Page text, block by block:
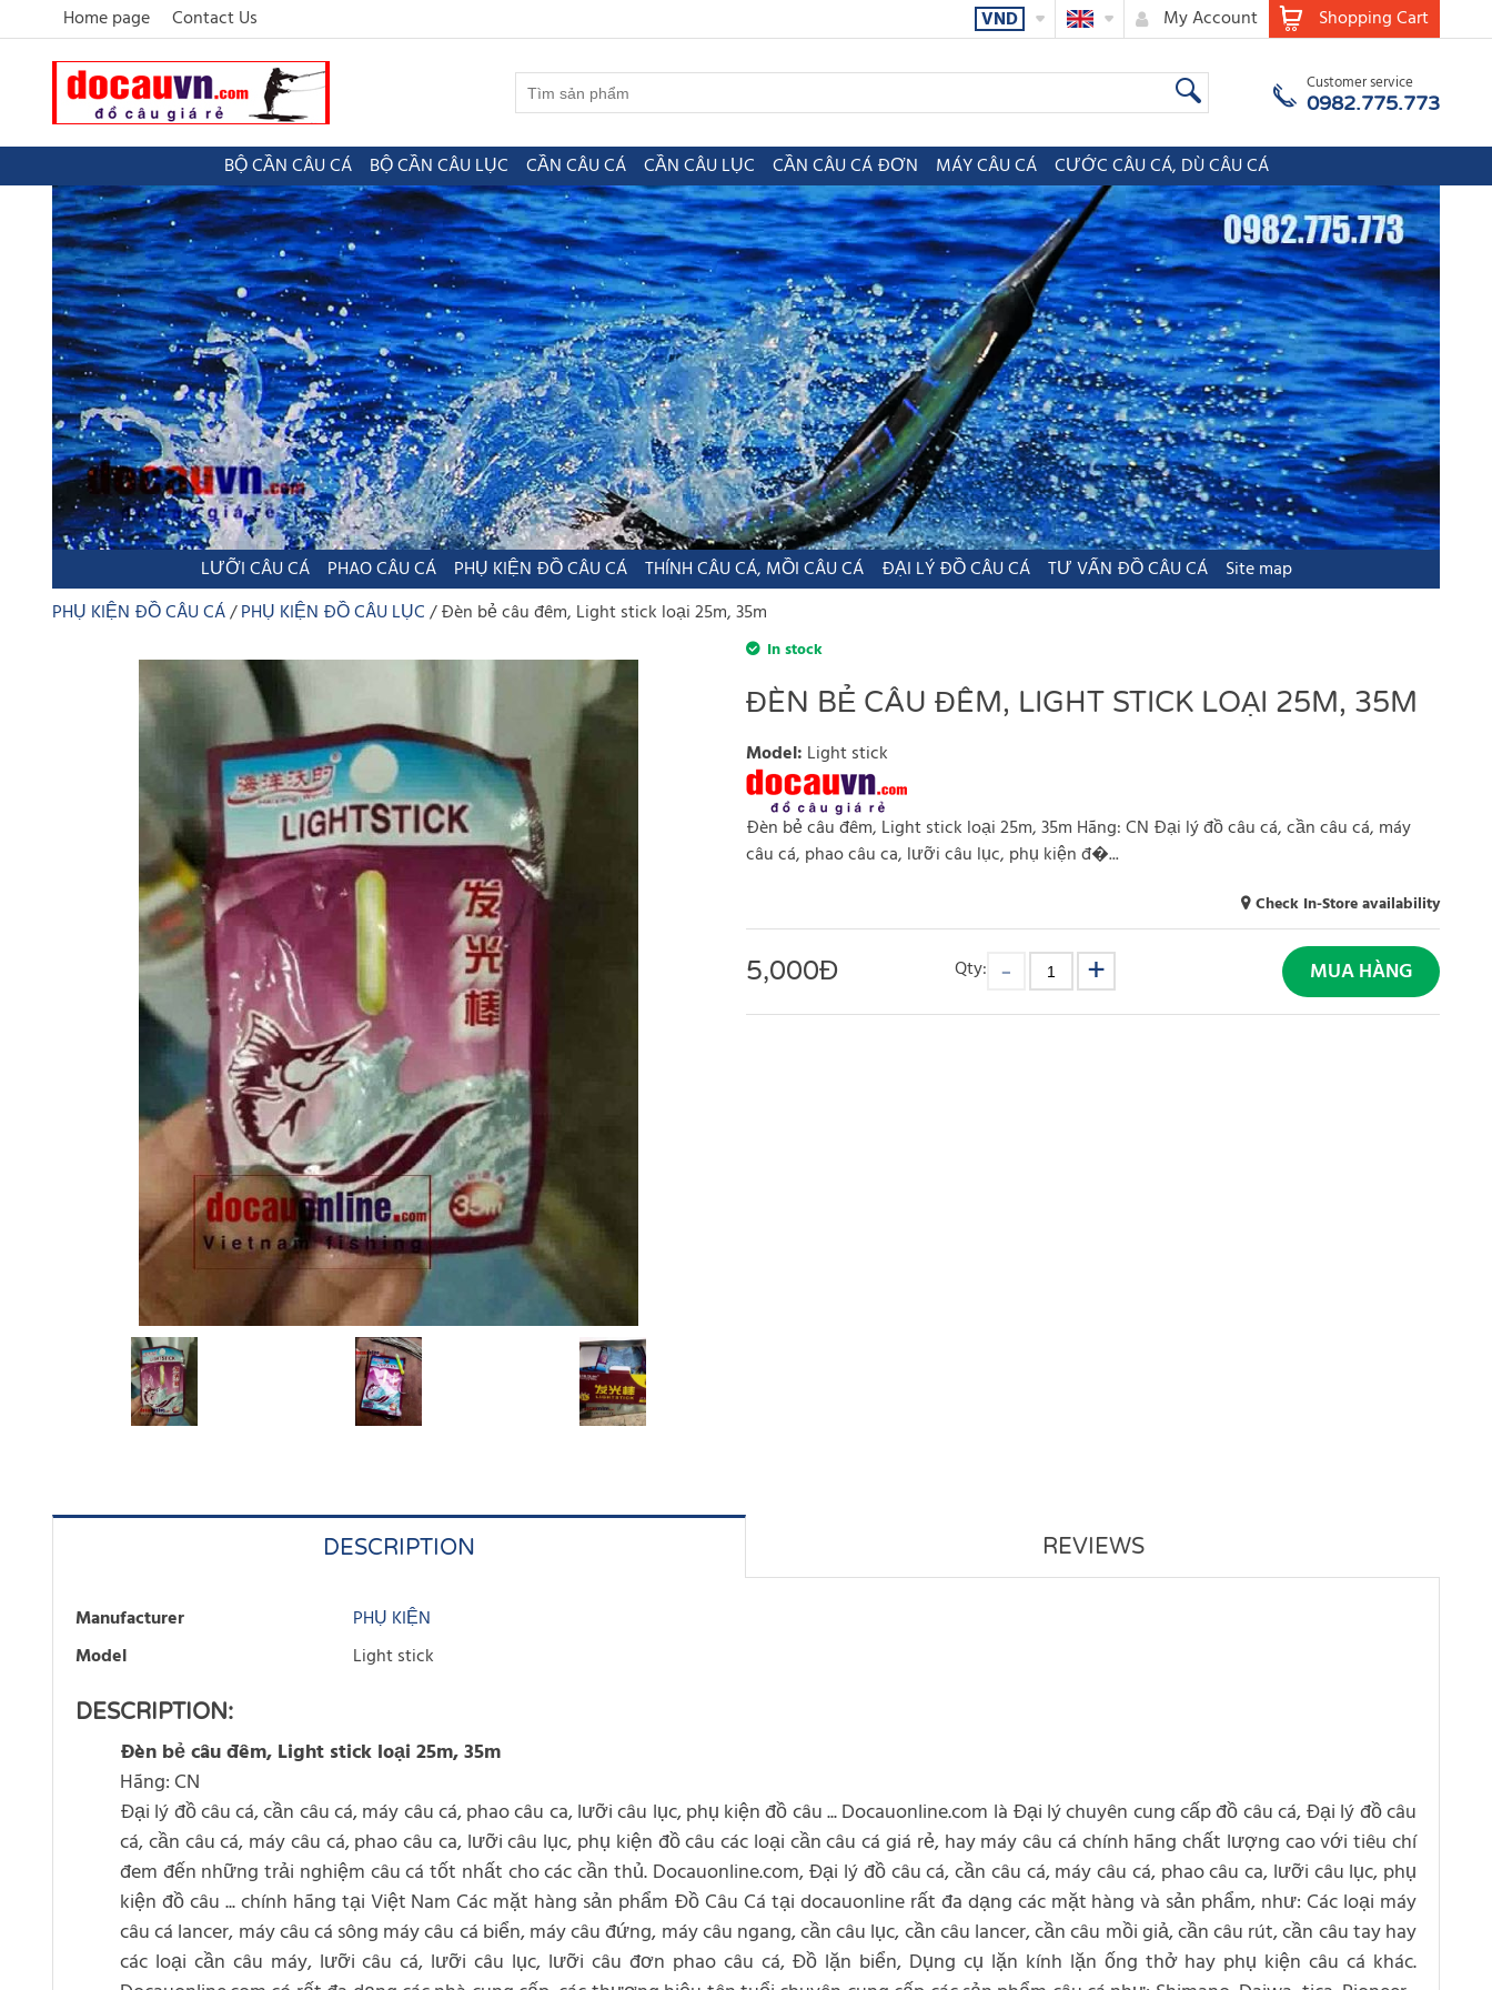
Home page Contact Us Shopping Cart
My Account
VND
Customer service
0982.775.773
BỘ CẦN CÂU CÁ BỘ CẦN CÂU LỤC CẦN CÂU CÁ CẦN CÂU LỤC CẦN CÂU CÁ ĐƠN MÁY CÂU CÁ CƯỚC CÂU CÁ, DÙ CÂU CÁ
LƯỠI CÂU CÁ PHAO CÂU CÁ PHỤ KIỆN ĐỒ CÂU CÁ THÍNH CÂU CÁ, MỒI CÂU CÁ ĐẠI LÝ ĐỒ CÂU CÁ TƯ VẤN ĐỒ CÂU CÁ
Site map
PHỤ KIỆN ĐỒ CÂU CÁ PHỤ KIỆN ĐỒ CÂU LỤC Đèn bẻ câu đêm, Light stick loại 25m, 35m
In stock
ĐÈN BẺ CÂU ĐÊM, LIGHT STICK LOẠI 25M, 35M
Model: Light stick
Đèn bẻ câu đêm, Light stick loại 25m, 35m Hãng: CN Đại lý đồ câu cá, cần câu cá, máy
câu cá, phao câu ca, lưỡi câu lục, phụ kiện đ�...
Check In-Store availability
5,000Đ Qty: MUA HÀNG
DESCRIPTION REVIEWS
Manufacturer
PHỤ KIỆN
Model
Light stick
DESCRIPTION:
Đèn bẻ câu đêm, Light stick loại 25m, 35m
Hãng: CN
Đại lý đồ câu cá, cần câu cá, máy câu cá, phao câu ca, lưỡi câu lục, phụ kiện đồ câu ... Docauonline.com là Đại lý chuyên cung cấp đồ câu cá, Đại lý đồ câu
cá, cần câu cá, máy câu cá, phao câu ca, lưỡi câu lục, phụ kiện đồ câu các loại cần câu cá giá rẻ, hay máy câu cá chính hãng chất lượng cao với tiêu chí
đem đến những trải nghiệm câu cá tốt nhất cho các cần thủ. Docauonline.com, Đại lý đồ câu cá, cần câu cá, máy câu cá, phao câu ca, lưỡi câu lục, phụ
kiện đồ câu ... chính hãng tại Việt Nam Các mặt hàng sản phẩm Đồ Câu Cá tại docauonline rất đa dạng các mặt hàng và sản phẩm, như: Các loại máy
câu cá lancer, máy câu cá sông máy câu cá biển, máy câu đứng, máy câu ngang, cần câu lục, cần câu lancer, cần câu mồi giả, cần câu rút, cần câu tay hay
các loại cần câu máy, lưỡi câu cá, lưỡi câu lục, lưỡi câu đơn phao câu cá, Đồ lặn biển, Dụng cụ lặn kính lặn ống thở hay phụ kiện câu cá khác.